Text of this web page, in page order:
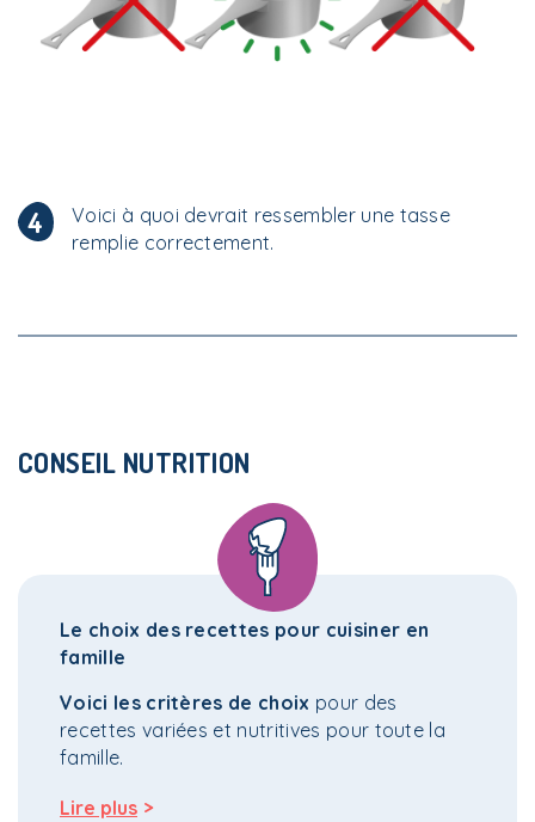
4
Voici à quoi devrait ressembler une tasse
remplie correctement.
CONSEIL NUTRITION
Le choix des recettes pour cuisiner en
famille
Voici les critères de choix pour des
recettes variées et nutritives pour toute la
famille.
Lire plus >